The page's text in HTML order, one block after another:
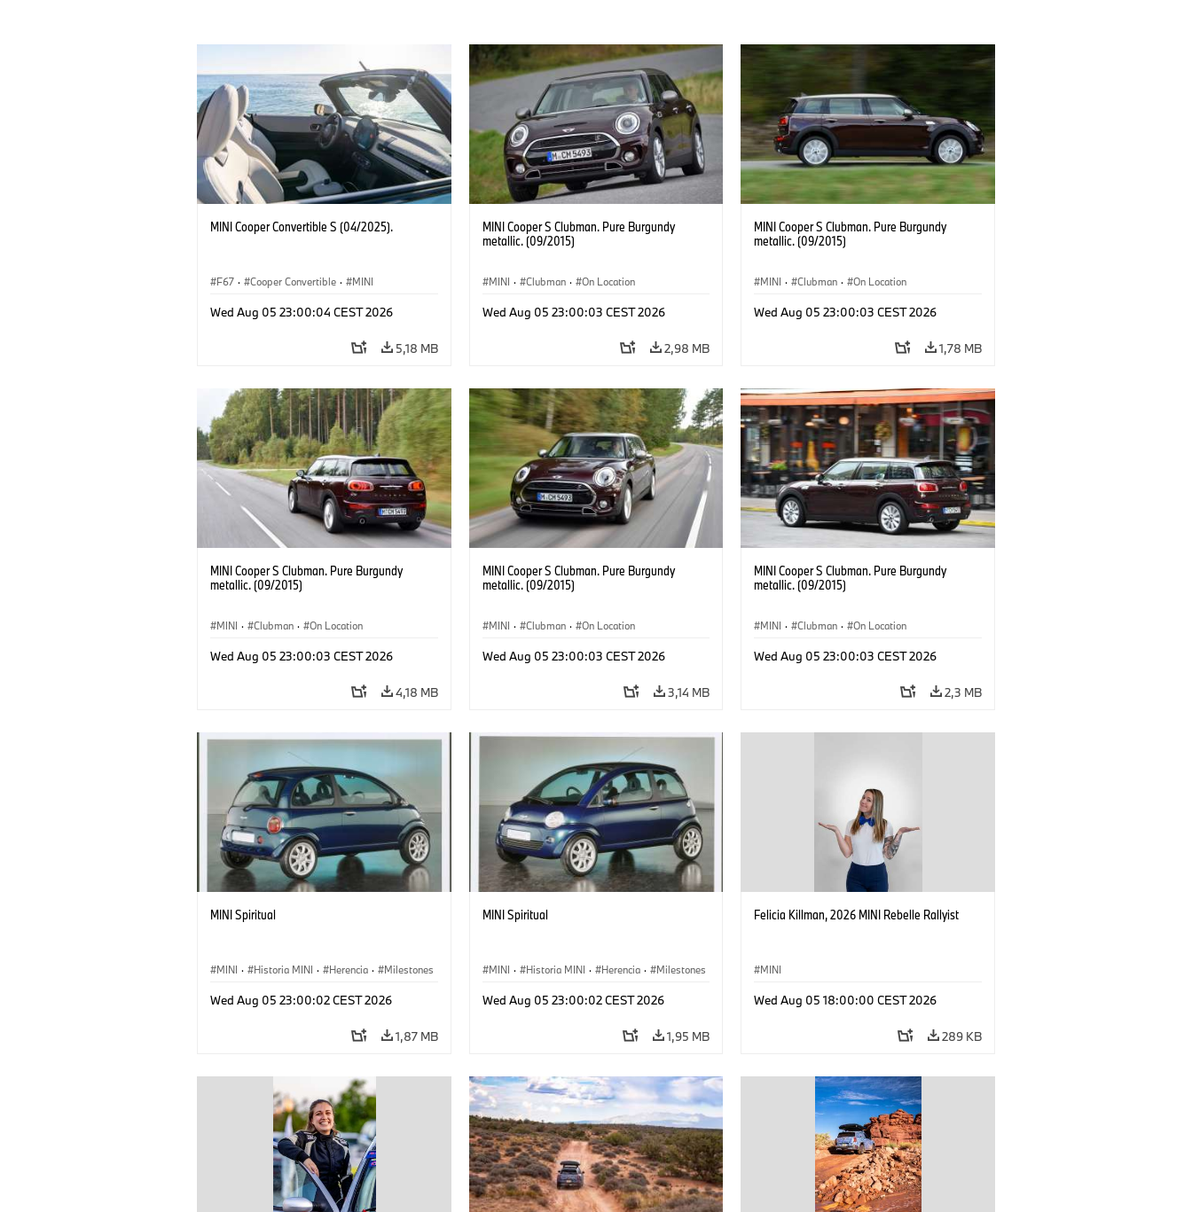
MINI Cooper Convertible S (04/2025).
F67 · Cooper Convertible · MINI
Wed Aug 05 23:00:04 CEST 2026
5,18 MB
MINI Cooper S Clubman. Pure Burgundy
metallic. (09/2015)
MINI · Clubman · On Location
Wed Aug 05 23:00:03 CEST 2026
2,98 MB
MINI Cooper S Clubman. Pure Burgundy
metallic. (09/2015)
MINI · Clubman · On Location
Wed Aug 05 23:00:03 CEST 2026
1,78 MB
MINI Cooper S Clubman. Pure Burgundy
metallic. (09/2015)
MINI · Clubman · On Location
Wed Aug 05 23:00:03 CEST 2026
4,18 MB
MINI Cooper S Clubman. Pure Burgundy
metallic. (09/2015)
MINI · Clubman · On Location
Wed Aug 05 23:00:03 CEST 2026
3,14 MB
MINI Cooper S Clubman. Pure Burgundy
metallic. (09/2015)
MINI · Clubman · On Location
Wed Aug 05 23:00:03 CEST 2026
2,3 MB
MINI Spiritual
MINI · Historia MINI · Herencia · Milestones
Wed Aug 05 23:00:02 CEST 2026
1,87 MB
MINI Spiritual
MINI · Historia MINI · Herencia · Milestones
Wed Aug 05 23:00:02 CEST 2026
1,95 MB
Felicia Killman, 2026 MINI Rebelle Rallyist
MINI
Wed Aug 05 18:00:00 CEST 2026
289 KB